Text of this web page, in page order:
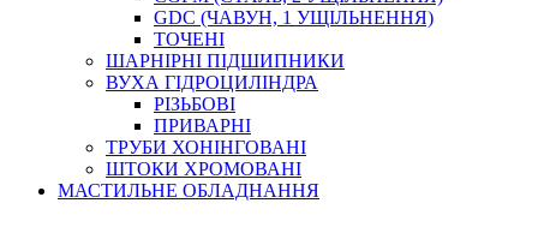
GDC (ЧАВУН, 1 УЩІЛЬНЕННЯ)
ТОЧЕНІ
ШАРНІРНІ ПІДШИПНИКИ
ВУХА ГІДРОЦИЛІНДРА
РІЗЬБОВІ
ПРИВАРНІ
ТРУБИ ХОНІНГОВАНІ
ШТОКИ ХРОМОВАНІ
МАСТИЛЬНЕ ОБЛАДНАННЯ